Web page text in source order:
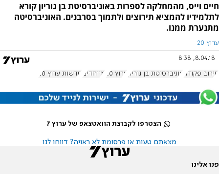
חיים וייס, מהמחלקה לספרות באוניברסיטת בן גוריון קורא
לתלמידיו להמציא תירוצים ולתמוך בסרבנים. האוניברסיטה
מתנערת ממנו.
ערוץ 20
8.04.18, 8:38
סירוב פקודה אוניברסיטת בן גוריון ערוץ 20 מיוחדים חדשות ערוץ 20
הצטרפו לקבוצת הוואטצאפ של ערוץ 7
מצאתם טעות או פרסומת לא ראויה? דווחו לנו
פנו אלינו